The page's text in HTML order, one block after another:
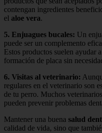
contengan ingredientes
el aloe vera.
5. Enjuagues bucales: Un
puede ser un complemento
Estos productos suelen ayudar
formación de placa sin
6. Visitas al veterinario:
regulares en el veterinario son
de tu perro. Muchos
pueden prevenir problemas
Mantener una buena salud
calidad de vida, sino que